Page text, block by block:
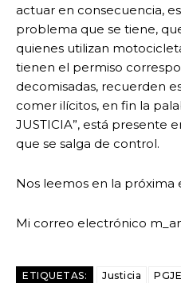
actuar en consecuencia,
problema que se tiene,
quienes utilizan
tienen el permiso
decomisadas, recuerden
comer ilícitos, en fin la
JUSTICIA”, está presente
que se salga de control.
Nos leemos en la próxima
Mi correo electrónico
ETIQUETAS: Justicia PGJE